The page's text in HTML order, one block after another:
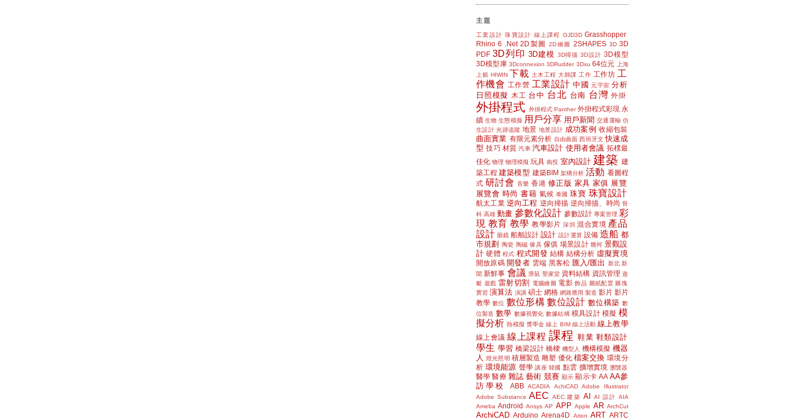
主題
工業設計 珠寶設計 線上課程 GJD3D Grasshopper
Rhino 6
.Net 2D製圖 2D繪圖 2SHAPES 3D 3D
PDF 3D列印 3D建模 3D掃描 3D設計 3D模型
3D模型庫 3Dconnexion 3DRudder 3Dxu 64位元
上海
上銀 HIWIN 下載 土木工程 大師課 工作 工作坊 工
作機會 工作營 工業設計 中國 元宇宙 分析
日照模擬
木工 台中 台北 台南 台灣 外掛
外掛程式 外掛程式 Panther 外掛程式彩現 永
續 生物 生態模擬 用戶分享 用戶新聞 交通運輸 仿
生設計 光跡追蹤 地景 地景設計 成功案例 收縮包裝
曲面實業 有限元素分析 自由曲面 西班牙文 快速成
型 技巧 材質 汽車 汽車設計 使用者會議 拓樸最
佳化 物理 物理模擬 玩具 南投 室內設計 建築 建
築工程 建築模型 建築BIM 架構分析 活動 看圖程
式 研討會 音樂 香港 修正版 家具 家俱 展覽
展覽會 時尚 書籍 氣候 泰國 珠寶 珠寶設計
航太工業 逆向工程 逆向掃描 逆向掃描、時尚 骨
科 高雄 動畫 參數化設計 參數設計 專案管理 彩
現 教育 教學 教學影片 深圳 混合實境 產品
設計 眼鏡 船舶設計 設計 設計運算 設備 造船 都
市規劃
陶瓷 陶磁 傢具 傢俱 場景設計 幾何 景觀設
計 硬體 程式 程式開發 結構 結構分析 虛擬實境
開放原碼 開發者 雲端 黑客松 匯入/匯出 新北 新
聞 新鮮事 會議 滑鼠 聖家堂 資料結構 資訊管理 遊
艇 遊戲 雷射切割 電腦繪圖 電影 飾品 圖紙配置 圖塊
實習 演算法 演講 碩士 網格 網路應用 製造 影片 影片
教學 數位 數位形構 數位設計 數位構築 數
位製造 數學 數據視覺化 數據結構 模具設計 模擬 模
擬分析 熱模擬 獎學金 線上 BIM 線上活動 線上教學
線上會議 線上課程 課程 鞋業 鞋類設計
學生 學習 橋梁設計 橋樑 機型人 機構模擬 機器
人
燈光照明 積層製造 雕塑 優化 檔案交換 環境分
析 環境能源 聲學 講座 韓國 點雲 擴增實境 瀏覽器
醫學 醫療 雜誌 藝術 競賽 顯示 顯示卡 AA AA參
訪學校
ABB ACADIA AchiCAD
Adobe Illustrator
Adobe Substance AEC AEC.建築 AI AI 設計 AIA
Ameba Android Ansys AP APP Apple AR ArchCut
ArchiCAD Arduino Arena4D Arion ART ARTC